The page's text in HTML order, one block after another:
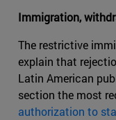
Immigration,
The restrictive
explain that
Latin American
section the most
authorization to